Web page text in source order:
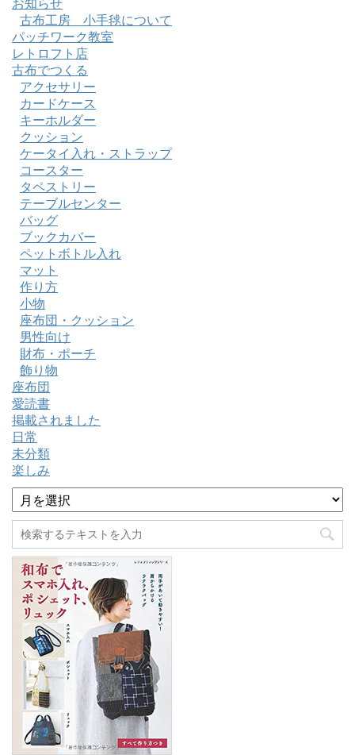
お知らせ
古布工房 小手毬について
パッチワーク教室
レトロフト店
古布でつくる
アクセサリー
カードケース
キーホルダー
クッション
ケータイ入れ・ストラップ
コースター
タペストリー
テーブルセンター
バッグ
ブックカバー
ペットボトル入れ
マット
作り方
小物
座布団・クッション
男性向け
財布・ポーチ
飾り物
座布団
愛読書
掲載されました
日常
未分類
楽しみ
ア
ー
カ
イ
ブ